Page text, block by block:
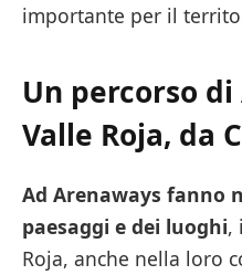
importante per il
Un percorso
Valle Roja, da
Ad Arenaways fanno
paesaggi e dei luoghi,
Roja, anche nella loro